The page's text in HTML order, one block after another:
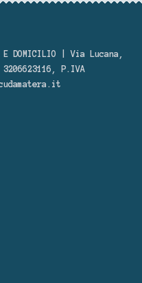
E DOMICILIO | Via Lucana,
P.IVA